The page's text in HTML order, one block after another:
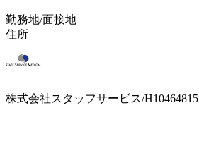
勤務地/面接地
住所
株式会社スタッフサービス/H10464815